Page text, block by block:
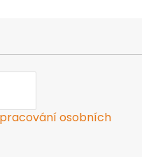
osobních